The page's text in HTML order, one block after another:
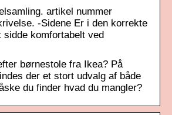
artikel nummer
-Sidene Er i den korrekte
sidde komfortabelt ved
børnestole fra Ikea? På
der et stort udvalg af både
du finder hvad du mangler?